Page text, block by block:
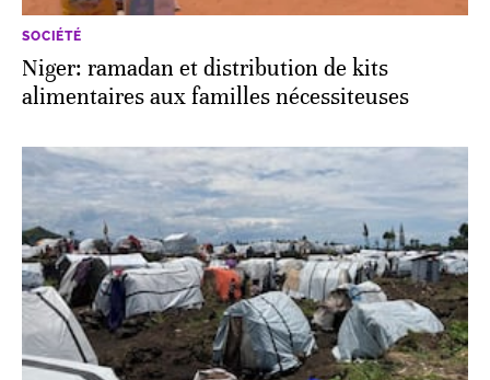
SOCIÉTÉ
Niger: ramadan et distribution de kits
alimentaires aux familles nécessiteuses